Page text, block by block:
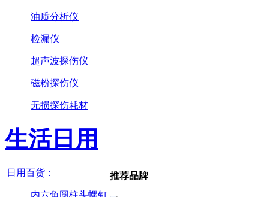
油质分析仪
检漏仪
超声波探伤仪
磁粉探伤仪
无损探伤耗材
生活日用
日用百货：
内六角圆柱头螺钉
推荐品牌